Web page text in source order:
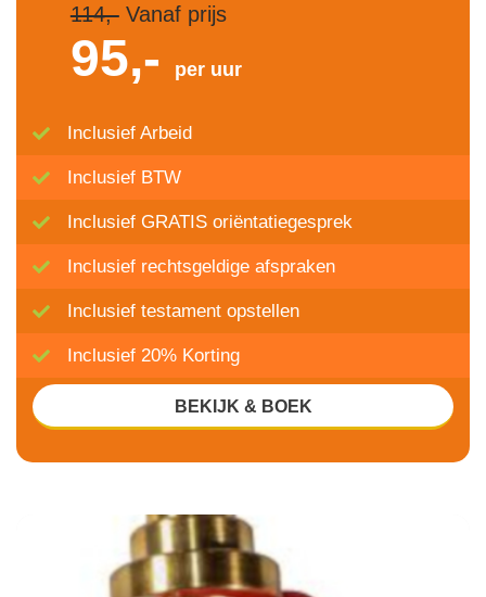
114,-Vanaf prijs
95,- per uur
Inclusief Arbeid
Inclusief BTW
Inclusief GRATIS oriëntatiegesprek
Inclusief rechtsgeldige afspraken
Inclusief testament opstellen
Inclusief 20% Korting
BEKIJK & BOEK